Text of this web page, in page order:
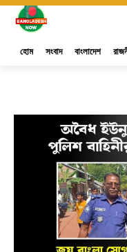
হোম সংবাদ বাংলাদেশ